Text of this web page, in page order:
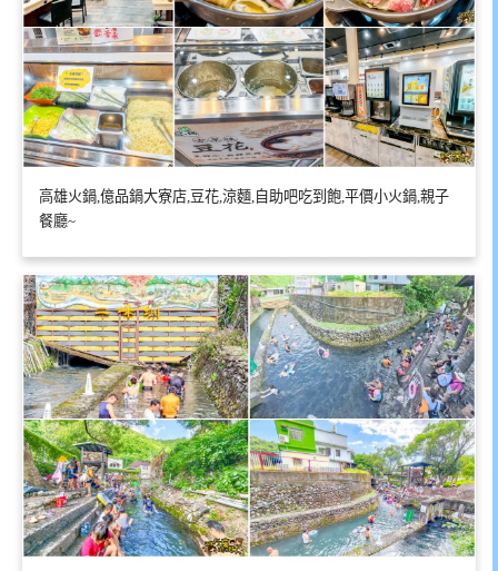
高雄火鍋,億品鍋大寮店,豆花,涼麵,自助吧吃到飽,平價小火鍋,親子
餐廳~